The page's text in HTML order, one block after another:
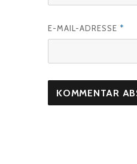
E-MAIL-ADRESSE *